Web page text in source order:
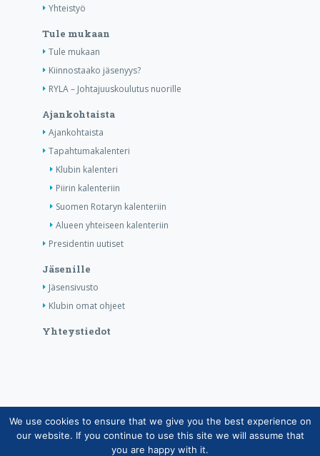
Yhteistyö
Tule mukaan
Tule mukaan
Kiinnostaako jäsenyys?
RYLA – Johtajuuskoulutus nuorille
Ajankohtaista
Ajankohtaista
Tapahtumakalenteri
Klubin kalenteri
Piirin kalenteriin
Suomen Rotaryn kalenteriin
Alueen yhteiseen kalenteriin
Presidentin uutiset
Jäsenille
Jäsensivusto
Klubin omat ohjeet
Yhteystiedot
Copyright © Suomen Rotarypalvelu ry 2026 |
Jäsentietojärjestelmän tietosuojaseloste|Henkilötietojen
We use cookies to ensure that we give you the best experience on
our website. If you continue to use this site we will assume that
you are happy with it.